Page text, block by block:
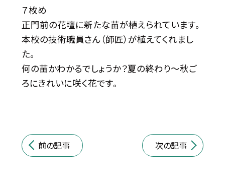
７枚め
正門前の花壇に新たな苗が植えられています。
本校の技術職員さん（師匠）が植えてくれまし
た。
何の苗かわかるでしょうか？夏の終わり～秋ご
ろにきれいに咲く花です。
前の記事 次の記事